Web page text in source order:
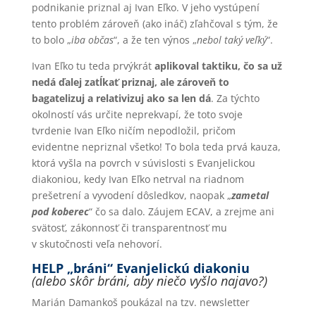
podnikanie priznal aj Ivan Eľko. V jeho vystúpení
tento problém zároveň (ako ináč) zľahčoval s tým, že
to bolo „iba občas“, a že ten výnos „nebol taký veľký“.
Ivan Eľko tu teda prvýkrát aplikoval taktiku, čo sa už
nedá ďalej zatĺkať priznaj, ale zároveň to
bagatelizuj a relativizuj ako sa len dá. Za týchto
okolností vás určite neprekvapí, že toto svoje
tvrdenie Ivan Eľko ničím nepodložil, pričom
evidentne nepriznal všetko! To bola teda prvá kauza,
ktorá vyšla na povrch v súvislosti s Evanjelickou
diakoniou, kedy Ivan Eľko netrval na riadnom
prešetrení a vyvodení dôsledkov, naopak „zametal
pod koberec“ čo sa dalo. Záujem ECAV, a zrejme ani
svätosť, zákonnosť či transparentnosť mu
v skutočnosti veľa nehovorí.
HELP „bráni“ Evanjelickú diakoniu
(alebo skôr bráni, aby niečo vyšlo najavo?)
Marián Damankoš poukázal na tzv. newsletter